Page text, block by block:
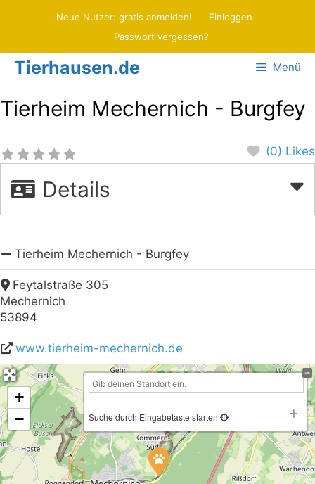
Neue Nutzer: gratis anmelden!
Einloggen
Passwort vergessen?
Tierhausen.de Menü
Tierheim Mechernich - Burgfey
(0) Likes
Details
Tierheim Mechernich - Burgfey
Feytalstraße 305
Mechernich
53894
www.tierheim-mechernich.de
+
−
Suche durch Eingabetaste starten